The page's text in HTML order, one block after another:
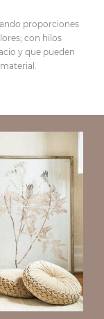
proporciones
con hilos
y que pueden